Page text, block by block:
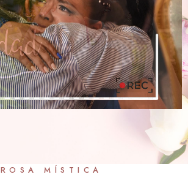
ROSA MÍSTICA